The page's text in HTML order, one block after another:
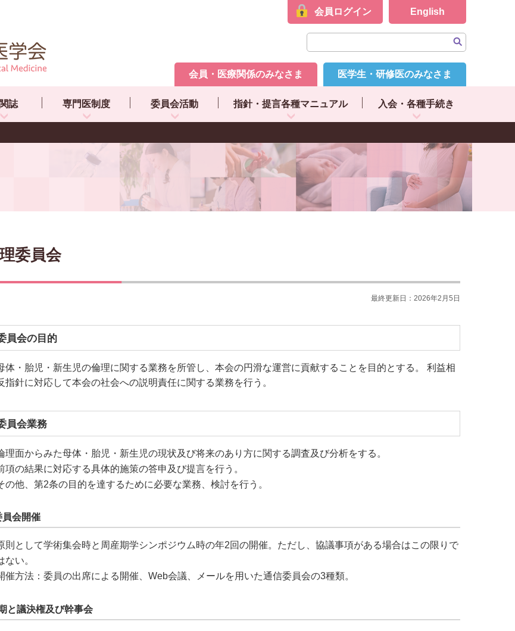
会員ログイン English
会員・医療関係のみなさま 医学生・研修医のみなさま
誌 専門医制度 委員会活動 指針・提言各種マニュアル 入会・各種手続き
委員会
最終更新日：2026年2月5日
員会の目的
体・胎児・新生児の倫理に関する業務を所管し、本会の円滑な運営に貢献することを目的とする。 利益相
指針に対応して本会の社会への説明責任に関する業務を行う。
員会業務
理面からみた母体・胎児・新生児の現状及び将来のあり方に関する調査及び分析をする。
項の結果に対応する具体的施策の答申及び提言を行う。
の他、第2条の目的を達するために必要な業務、検討を行う。
員会開催
則として学術集会時と周産期学シンポジウム時の年2回の開催。ただし、協議事項がある場合はこの限りで
ない。
催方法：委員の出席による開催、Web会議、メールを用いた通信委員会の3種類。
と議決権及び幹事会